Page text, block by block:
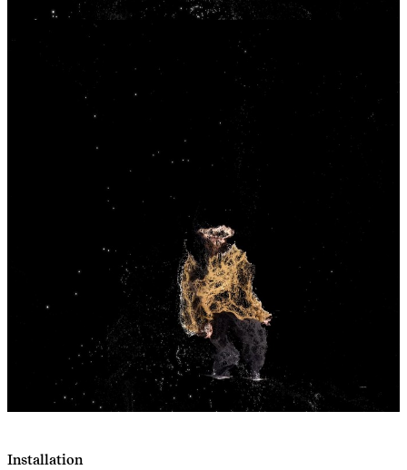
Installation